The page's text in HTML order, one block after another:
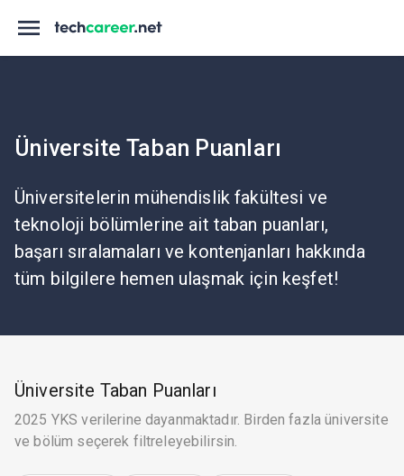
Üniversite Taban Puanları
Üniversitelerin mühendislik fakültesi ve
teknoloji bölümlerine ait taban puanları,
başarı sıralamaları ve kontenjanları hakkında
tüm bilgilere hemen ulaşmak için keşfet!
Üniversite Taban Puanları
2025 YKS verilerine dayanmaktadır. Birden fazla üniversite
ve bölüm seçerek filtreleyebilirsin.